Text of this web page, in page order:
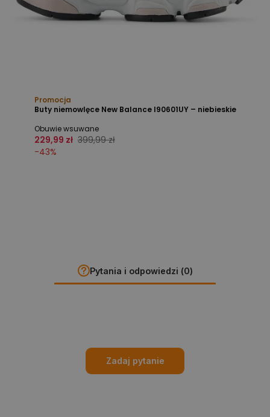
Promocja
Buty niemowlęce New Balance I90601UY – niebieskie
Obuwie wsuwane
229,99 zł 399,99 zł
-43%
Pytania i odpowiedzi (0)
Zadaj pytanie